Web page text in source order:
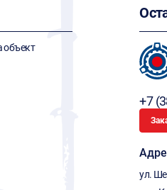
объект
+7
ул.